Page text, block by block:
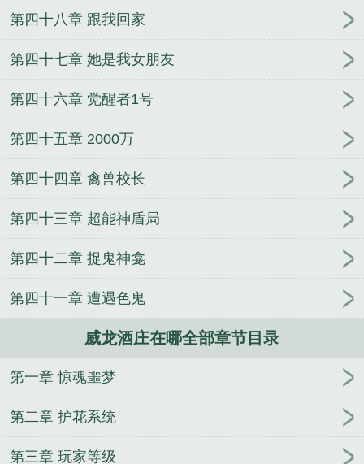
开的
威龙酒庄在哪
［我英］我的心跳学院！
DearMyHero～不愿消失的心情～
圣墟天意之花之
语
邪皇圣传 等风等你等婚妆
所思在
西域唐门 总裁的戏精女友
它们都
了
校园青春时期
遥夜相思太
第四十八章 跟我回家
第四十七章 她是我女朋友
第四十六章 觉醒者1号
第四十五章 2000万
第四十四章 禽兽校长
第四十三章 超能神盾局
第四十二章 捉鬼神龛
第四十一章 遭遇色鬼
威龙酒庄在哪全部章节目录
第一章 惊魂噩梦
第二章 护花系统
第三章 玩家等级